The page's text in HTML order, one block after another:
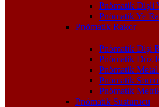
Pnömatik Dişli
Pnömatik Ye
Pnömatik Rakor
Pnömatik Dişi
Pnömatik Düz
Pnömatik
Pnömatik
Pnömatik
Pnömatik Susturucu